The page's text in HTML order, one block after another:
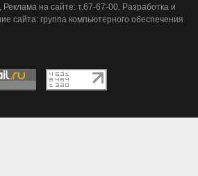
на сайте: т.67-67-00. Разработка и
сайта: группа компьютерного обеспечения